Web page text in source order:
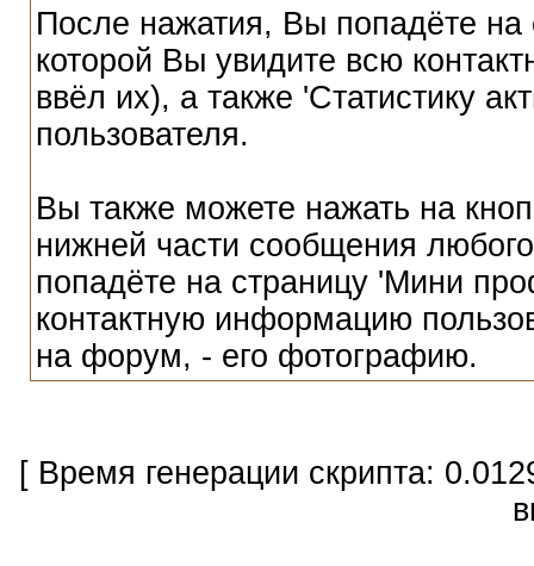
После нажатия, Вы попадёте на
которой Вы увидите всю
ввёл их), а также 'Статистику
пользователя.
Вы также можете нажать на
нижней части сообщения
попадёте на страницу 'Мини
контактную информацию
на форум, - его фотографию.
[ Время генерации скрипта: